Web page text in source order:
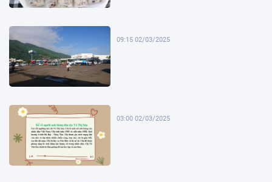
09:15 02/03/2025
03:00 02/03/2025